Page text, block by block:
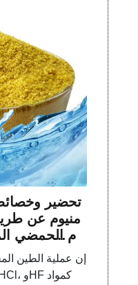
تحضير
منيوم عن
لأم الحمضي
ن الطين
إن عملية الطين